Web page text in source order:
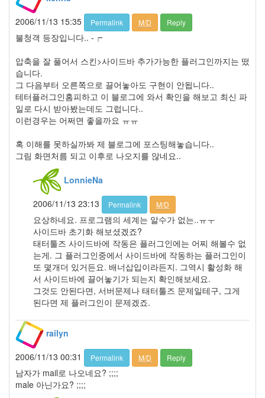
2006/11/13 15:35
Permalink M/D Reply
불청객 등장입니다.. -┍
압축을 잘 풀어서 스킨>사이드바 추가가능한 플러그인까지는 떴
습니다.
그 다음부터 오른쪽으로 끌어놓아도 구현이 안됩니다..
테터플러그인홈피하고 이 블로그에 와서 확인을 해보고 최신 파
일로 다시 받아봤는데도 그럽니다..
이런경우는 어쩌면 좋을까요 ㅠㅠ
혹 이해를 못하실까봐 제 블로그에 포스팅해놓습니다..
그림 화면처름 되고 이후로 나오지를 않네요..
LonnieNa
2006/11/13 23:13
Permalink M/D
요상하네요. 프로그램의 세계는 알수가 없는..ㅠㅜ
사이드바 초기화 해보셨겠죠?
태터툴즈 사이드바에 작동은 플러그인에는 어찌 해볼수 없
는게. 그 플러그인중에서 사이드바에 작동하는 플러그인이
또 몇개더 있거든요. 배너삽입이라든지. 그역시 활성화 해
서 사이드바에 끌어놓기가 되는지 확인해보세요.
그것도 안된다면, 서버문제나 태터툴즈 문제일테구, 그게
된다면 제 플러그인이 문제겠죠.
railyn
2006/11/13 00:31
Permalink M/D Reply
남자가 mail로 나오네요? ;;;;
male 아닌가요? ;;;;
2011
년
월
2
2011
년
6
월
2011
년
2011
2011
2011
년
10
월
3
2011
년